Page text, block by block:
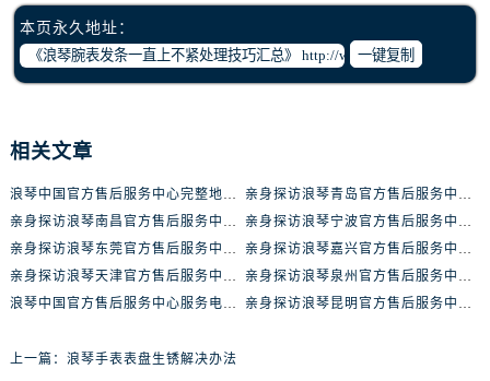
辽宁省丹东市振兴区七经街浪琴售后服务中心（需提前预约）
辽宁省盘锦市兴隆台区石油大街浪琴售后服务中心（需提前预约）
辽宁省铁岭市银州区南马路浪琴售后服务中心（需提前预约）
辽宁省营口市站前区市府路与渤海大街交叉口浪琴售后服务中心（需提前预约）
辽宁省沈阳市沈河区中街路137号亨得利名表维修授权店1楼浪琴售后服务中心（需提前预约）
辽宁省沈阳市沈河区中街路83号亨得利名表维修授权店1楼浪琴售后服务中心（需提前预约）
本页永久地址：
一键复制
相关文章
浪琴中国官方售后服务中心完整地址及热线实地考察报告+多信源验证（2026年7月最新）
亲身探访浪琴青岛官方售后服务中心｜最新电话及地址（2026年7月最新）
亲身探访浪琴南昌官方售后服务中心｜最新电话及地址（2026年7月最新）
亲身探访浪琴宁波官方售后服务中心｜网点地址及售后热线（2026年7月最新）
亲身探访浪琴东莞官方售后服务中心｜地址与联系电话（2026年7月最新）
亲身探访浪琴嘉兴官方售后服务中心｜热线电话与网点地址（2026年7月最新）
亲身探访浪琴天津官方售后服务中心｜详细地址与售后电话（2026年7月最新）
亲身探访浪琴泉州官方售后服务中心｜全新地址电话一览（2026年7月最新）
浪琴中国官方售后服务中心服务电话与网点地址实地考察报告_多信源验证（2026年7月最新）
亲身探访浪琴昆明官方售后服务中心｜最新地址与售后热线（2026年7月最新）
上一篇： 浪琴手表表盘生锈解决办法